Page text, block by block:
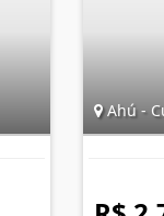
Ahú -